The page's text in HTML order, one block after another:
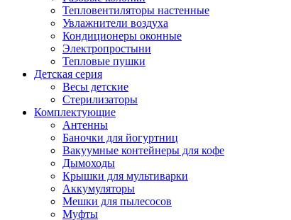
Тепловентиляторы настенные
Увлажнители воздуха
Кондиционеры оконные
Электропростыни
Тепловые пушки
Детская серия
Весы детские
Стерилизаторы
Комплектующие
Антенны
Баночки для йогуртниц
Вакуумные контейнеры для кофе
Дымоходы
Крышки для мультиварки
Аккумуляторы
Мешки для пылесосов
Муфты